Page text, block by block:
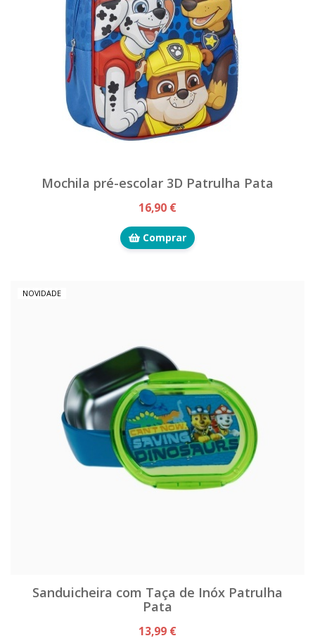
Mochila pré-escolar 3D Patrulha Pata
16,90 €
Comprar
NOVIDADE
Sanduicheira com Taça de Inóx Patrulha
Pata
13,99 €